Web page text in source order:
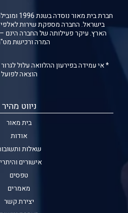
חברת בית
בישראל. החברה מספקת שירות לאלפי
הארץ. עיקר פעילותה של החברה הינם –
המרה ורכישת
* אי עמידה בפירעון ההלוואה עלול לגרור
הוצאה לפועל
ניווט מהיר
בית מאור
אודות
שאלות
אישורים
טפסים
מאמרים
יצירת קשר